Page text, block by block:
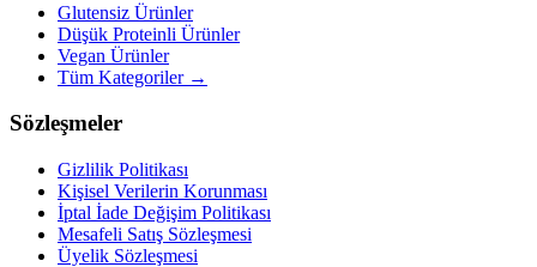
Glutensiz Ürünler
Düşük Proteinli Ürünler
Vegan Ürünler
Tüm Kategoriler →
Sözleşmeler
Gizlilik Politikası
Kişisel Verilerin Korunması
İptal İade Değişim Politikası
Mesafeli Satış Sözleşmesi
Üyelik Sözleşmesi